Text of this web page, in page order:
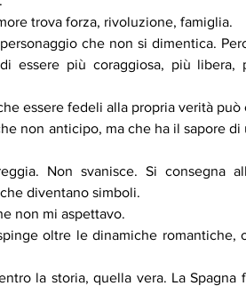
trova forza, rivoluzione, famiglia.
che non si dimentica.
essere più coraggiosa, più libera,
essere fedeli alla propria verità
non anticipo, ma che ha il sapore
Non svanisce. Si consegna
diventano simboli.
non mi aspettavo.
oltre le dinamiche
la storia, quella vera. La Spagna